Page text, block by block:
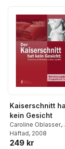
Kaiserschnitt
kein Gesicht
Caroline Oblasser,
Ulrike Ebner,
Wesp
Häftad, 2008
249 kr